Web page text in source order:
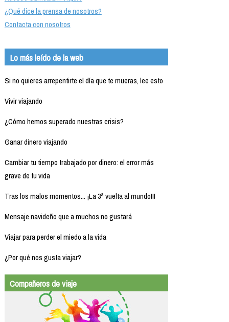
¿Qué dice la prensa de nosotros?
Contacta con nosotros
Lo más leído de la web
Si no quieres arrepentirte el día que te mueras, lee esto
Vivir viajando
¿Cómo hemos superado nuestras crisis?
Ganar dinero viajando
Cambiar tu tiempo trabajado por dinero: el error más
grave de tu vida
Tras los malos momentos... ¡La 3ª vuelta al mundo!!!
Mensaje navideño que a muchos no gustará
Viajar para perder el miedo a la vida
¿Por qué nos gusta viajar?
Compañeros de viaje